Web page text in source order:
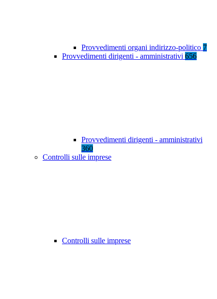
Provvedimenti organi indirizzo-politico 7
Provvedimenti dirigenti - amministrativi 656
Provvedimenti dirigenti - amministrativi
360
Controlli sulle imprese
Controlli sulle imprese